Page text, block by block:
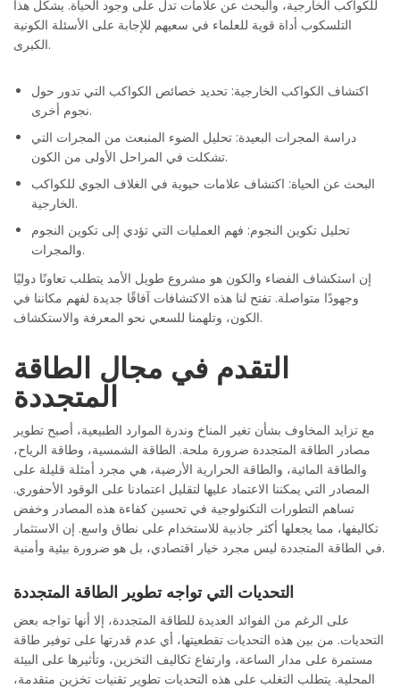
للكواكب الخارجية، والبحث عن علامات تدل على وجود الحياة. يشكل هذا
التلسكوب أداة قوية للعلماء في سعيهم للإجابة على الأسئلة الكونية
الكبرى.
اكتشاف الكواكب الخارجية: تحديد خصائص الكواكب التي تدور حول
نجوم أخرى.
دراسة المجرات البعيدة: تحليل الضوء المنبعث من المجرات التي
تشكلت في المراحل الأولى من الكون.
البحث عن الحياة: اكتشاف علامات حيوية في الغلاف الجوي للكواكب
الخارجية.
تحليل تكوين النجوم: فهم العمليات التي تؤدي إلى تكوين النجوم
والمجرات.
إن استكشاف الفضاء والكون هو مشروع طويل الأمد يتطلب تعاونًا دوليًا
وجهودًا متواصلة. تفتح لنا هذه الاكتشافات آفاقًا جديدة لفهم مكاننا في
الكون، وتلهمنا للسعي نحو المعرفة والاستكشاف.
التقدم في مجال الطاقة
المتجددة
مع تزايد المخاوف بشأن تغير المناخ وندرة الموارد الطبيعية، أصبح تطوير
مصادر الطاقة المتجددة ضرورة ملحة. الطاقة الشمسية، وطاقة الرياح،
والطاقة المائية، والطاقة الحرارية الأرضية، هي مجرد أمثلة قليلة على
المصادر التي يمكننا الاعتماد عليها لتقليل اعتمادنا على الوقود الأحفوري.
تساهم التطورات التكنولوجية في تحسين كفاءة هذه المصادر وخفض
تكاليفها، مما يجعلها أكثر جاذبية للاستخدام على نطاق واسع. إن الاستثمار
في الطاقة المتجددة ليس مجرد خيار اقتصادي، بل هو ضرورة بيئية وأمنية.
التحديات التي تواجه تطوير الطاقة المتجددة
على الرغم من الفوائد العديدة للطاقة المتجددة، إلا أنها تواجه بعض
التحديات. من بين هذه التحديات تقطعيتها، أي عدم قدرتها على توفير طاقة
مستمرة على مدار الساعة، وارتفاع تكاليف التخزين، وتأثيرها على البيئة
المحلية. يتطلب التغلب على هذه التحديات تطوير تقنيات تخزين متقدمة،